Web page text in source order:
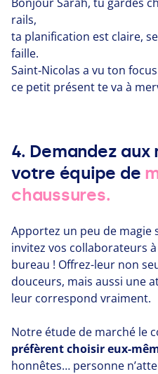
rails,
ta planification est claire,
faille.
Saint‑Nicolas a vu ton
ce petit présent te va à
4. Demandez aux
votre équipe de
chaussures.
Apportez un peu de magie
invitez vos collaborateurs
bureau ! Offrez-leur non
douceurs, mais aussi une
leur correspond vraiment.
Notre étude de marché le
préfèrent choisir eux-
honnêtes… personne